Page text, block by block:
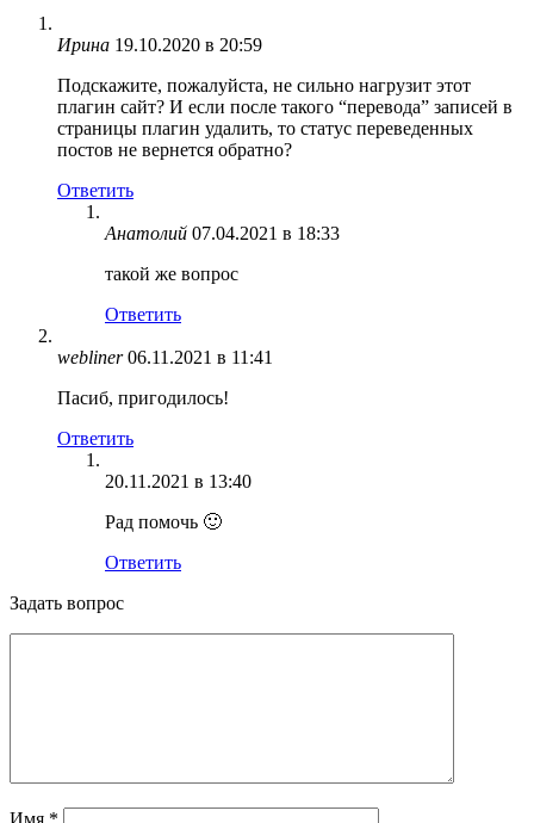
Ирина 19.10.2020 в 20:59
Подскажите, пожалуйста, не сильно нагрузит этот
плагин сайт? И если после такого “перевода” записей в
страницы плагин удалить, то статус переведенных
постов не вернется обратно?
Ответить
Анатолий 07.04.2021 в 18:33
такой же вопрос
Ответить
webliner 06.11.2021 в 11:41
Пасиб, пригодилось!
Ответить
20.11.2021 в 13:40
Рад помочь 🙂
Ответить
Задать вопрос
Имя *